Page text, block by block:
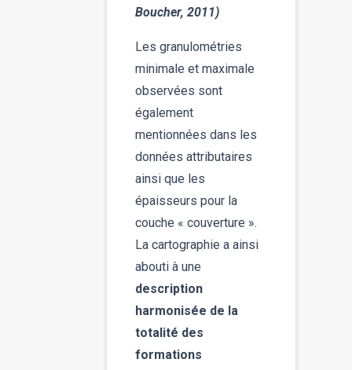
Boucher, 2011)
Les granulométries
minimale et maximale
observées sont
également
mentionnées dans les
données attributaires
ainsi que les
épaisseurs pour la
couche « couverture ».
La cartographie a ainsi
abouti à une
description
harmonisée de la
totalité des
formations